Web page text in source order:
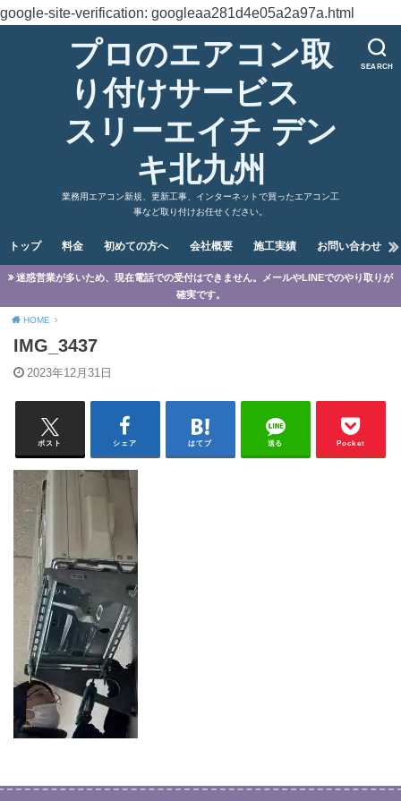
google-site-verification: googleaa281d4e05a2a97a.html
SEARCH
プロのエアコン取
り付けサービス
スリーエイチ デン
キ北九州
業務用エアコン新規、更新工事、インターネットで買ったエアコン工
事など取り付けお任せください。
トップ 料金 初めての方へ 会社概要 施工実績 お問い合わせ
迷惑営業が多いため、現在電話での受付はできません。メールやLINEでのやり取りが
確実です。
HOME
IMG_3437
2023年12月31日
ポスト シェア はてブ 送る Pocket